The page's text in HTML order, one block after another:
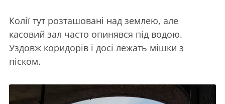
Колії тут розташовані над землею, але
касовий зал часто опинявся під водою.
Уздовж коридорів і досі лежать мішки з
піском.